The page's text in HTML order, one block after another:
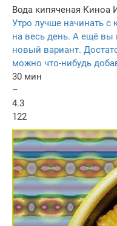
Вода кипяченая Киноа
Утро лучше начинать с
на весь день. А ещё вы
новый вариант.
можно что-нибудь
30 мин
–
4.3
122